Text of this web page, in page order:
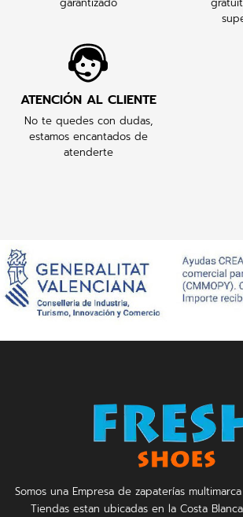
ATENCIÓN AL CLIENTE
No te quedes con dudas,
estamos encantados de
atenderte
Somos una Empresa de zapaterías
Tiendas estan ubicadas en la Costa